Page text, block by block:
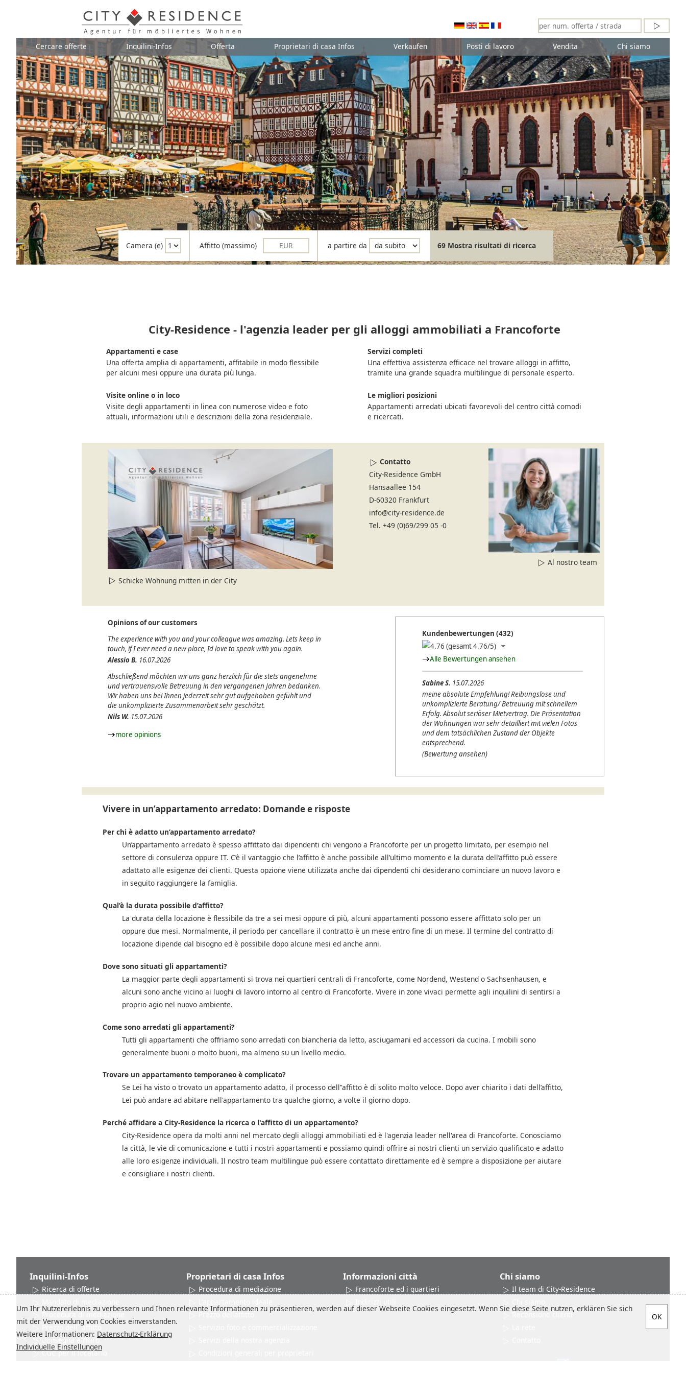
Cercare offerte Inquilini-Infos Offerta Proprietari di casa Infos Verkaufen Posti di lavoro Vendita Chi siamo
Camera (e) Affitto (massimo) a partire da 69 Mostra risultati di ricerca
City-Residence - l'agenzia leader per gli alloggi ammobiliati a Francoforte
Appartamenti e case
Una offerta amplia di appartamenti, affitabile in modo flessibile
per alcuni mesi oppure una durata più lunga.
Servizi completi
Una effettiva assistenza efficace nel trovare alloggi in affitto,
tramite una grande squadra multilingue di personale esperto.
Visite online o in loco
Visite degli appartamenti in linea con numerose video e foto
attuali, informazioni utili e descrizioni della zona residenziale.
Le migliori posizioni
Appartamenti arredati ubicati favorevoli del centro città comodi
e ricercati.
Schicke Wohnung mitten in der City
Al nostro team
Contatto
City-Residence GmbH
Hansaallee 154
D-60320 Frankfurt
info@city-residence.de
Tel. +49 (0)69/299 05 -0
Opinions of our customers
The experience with you and your colleague was amazing. Lets keep in
touch, if I ever need a new place, Id love to speak with you again.
Alessio B. 16.07.2026
Abschließend möchten wir uns ganz herzlich für die stets angenehme
und vertrauensvolle Betreuung in den vergangenen Jahren bedanken.
Wir haben uns bei Ihnen jederzeit sehr gut aufgehoben gefühlt und
die unkomplizierte Zusammenarbeit sehr geschätzt.
Nils W. 15.07.2026
more opinions
Kundenbewertungen (432)
(gesamt 4.76/5)
Alle Bewertungen ansehen
Sabine S. 15.07.2026
meine absolute Empfehlung! Reibungslose und
unkomplizierte Beratung/ Betreuung mit schnellem
Erfolg. Absolut seriöser Mietvertrag. Die Präsentation
der Wohnungen war sehr detailliert mit vielen Fotos
und dem tatsächlichen Zustand der Objekte
entsprechend.
(Bewertung ansehen)
Vivere in un’appartamento arredato: Domande e risposte
Per chi è adatto un’appartamento arredato?
Un’appartamento arredato è spesso affittato dai dipendenti chi vengono a Francoforte per un progetto limitato, per esempio nel
settore di consulenza oppure IT. C’è il vantaggio che l’affitto è anche possibile all’ultimo momento e la durata dell’affitto può essere
adattato alle esigenze dei clienti. Questa opzione viene utilizzata anche dai dipendenti chi desiderano cominciare un nuovo lavoro e
in seguito raggiungere la famiglia.
Qual’è la durata possibile d’affitto?
La durata della locazione è flessibile da tre a sei mesi oppure di più, alcuni appartamenti possono essere affittato solo per un
oppure due mesi. Normalmente, il periodo per cancellare il contratto è un mese entro fine di un mese. Il termine del contratto di
locazione dipende dal bisogno ed è possibile dopo alcune mesi ed anche anni.
Dove sono situati gli appartamenti?
La maggior parte degli appartamenti si trova nei quartieri centrali di Francoforte, come Nordend, Westend o Sachsenhausen, e
alcuni sono anche vicino ai luoghi di lavoro intorno al centro di Francoforte. Vivere in zone vivaci permette agli inquilini di sentirsi a
proprio agio nel nuovo ambiente.
Come sono arredati gli appartamenti?
Tutti gli appartamenti che offriamo sono arredati con biancheria da letto, asciugamani ed accessori da cucina. I mobili sono
generalmente buoni o molto buoni, ma almeno su un livello medio.
Trovare un appartamento temporaneo è complicato?
Se Lei ha visto o trovato un appartamento adatto, il processo dell’'affitto è di solito molto veloce. Dopo aver chiarito i dati dell’affitto,
Lei può andare ad abitare nell'appartamento tra qualche giorno, a volte il giorno dopo.
Perché affidare a City-Residence la ricerca o l'affitto di un appartamento?
City-Residence opera da molti anni nel mercato degli alloggi ammobiliati ed è l'agenzia leader nell'area di Francoforte. Conosciamo
la città, le vie di comunicazione e tutti i nostri appartamenti e possiamo quindi offrire ai nostri clienti un servizio qualificato e adatto
alle loro esigenze individuali. Il nostro team multilingue può essere contattato direttamente ed è sempre a disposizione per aiutare
e consigliare i nostri clienti.
Inquilini-Infos
Ricerca di offerte
Prezzo dell´ affitto
Consegna e ritiro
CGC per il locatario
Proprietari di casa Infos
Procedura di mediazione
Informazioni città
Francoforte ed i quartieri
Chi siamo
Il team di City-Residence
Recensione clienti
Um Ihr Nutzererlebnis zu verbessern und Ihnen relevante Informationen zu präsentieren, werden auf dieser Webseite Cookies eingesetzt. Wenn Sie diese Seite nutzen, erklären Sie sich
mit der Verwendung von Cookies einverstanden.
Weitere Informationen: Datenschutz-Erklärung
Individuelle Einstellungen